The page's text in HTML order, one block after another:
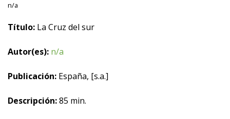
n/a
Título: La Cruz del sur
Autor(es): n/a
Publicación: España, [s.a.]
Descripción:85 min.